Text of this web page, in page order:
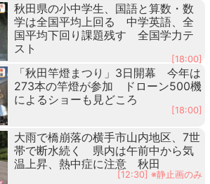
秋田県の小中学生、国語と算数・数
学は全国平均上回る 中学英語、全
国平均下回り課題残す 全国学力テ
スト
[18:00]
「秋田竿燈まつり」3日開幕 今年は
273本の竿燈が参加 ドローン500機
によるショーも見どころ
[18:00]
大雨で橋崩落の横手市山内地区、7世
帯で断水続く 県内は午前中から気
温上昇、熱中症に注意 秋田
[12:30] ※静止画のみ